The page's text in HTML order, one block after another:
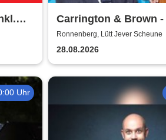
Carrington & Brown -
Beritsh
Ronnenberg, Lütt Jever Scheune
28.08.2026
Uhr